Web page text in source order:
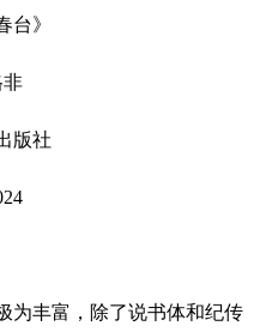
台》
非
版社
丰富，除了说书体和纪传